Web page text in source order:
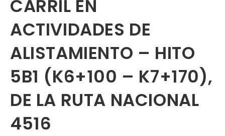
CARRIL EN
ACTIVIDADES DE
ALISTAMIENTO – HITO
5B1 (K6+100 – K7+170),
DE LA RUTA NACIONAL
4516